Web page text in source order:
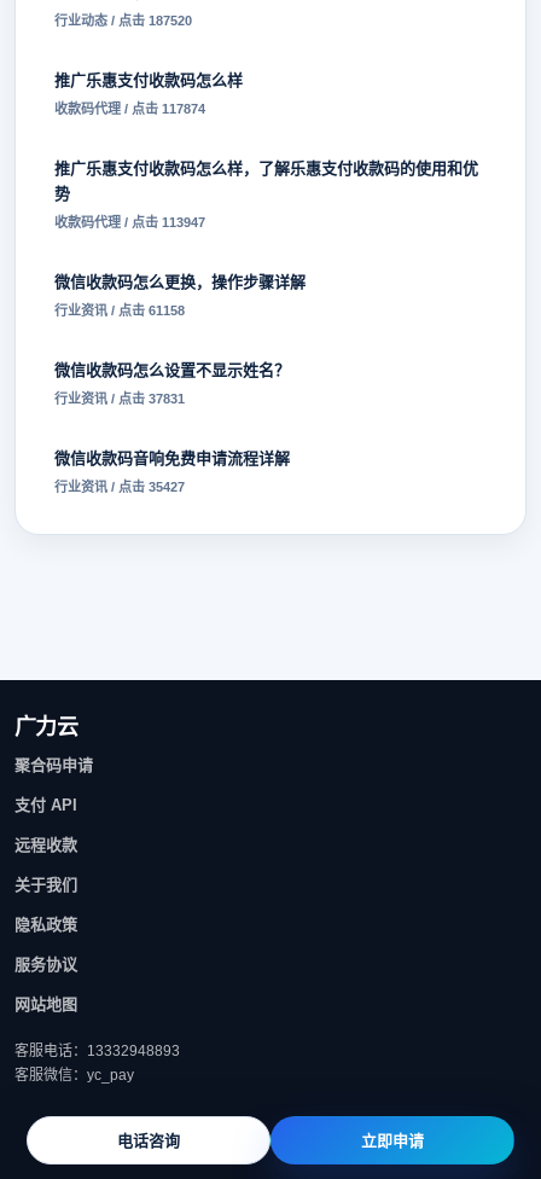
行业动态 / 点击 187520
推广乐惠支付收款码怎么样
收款码代理 / 点击 117874
推广乐惠支付收款码怎么样，了解乐惠支付收款码的使用和优
势
收款码代理 / 点击 113947
微信收款码怎么更换，操作步骤详解
行业资讯 / 点击 61158
微信收款码怎么设置不显示姓名？
行业资讯 / 点击 37831
微信收款码音响免费申请流程详解
行业资讯 / 点击 35427
广力云
聚合码申请
支付 API
远程收款
关于我们
隐私政策
服务协议
网站地图
客服电话：13332948893
客服微信：yc_pay
电话咨询 立即申请